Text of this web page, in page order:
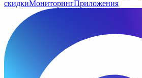
скидкиМониторингПриложения